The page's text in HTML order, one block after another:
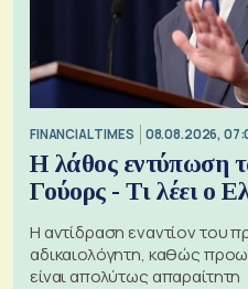
FINANCIAL TIMES 08.08.2026,
Η λάθος εντύπωση
Γούορς - Τι λέει ο
Η αντίδραση εναντίον του
αδικαιολόγητη, καθώς
είναι απολύτως απαραίτητη